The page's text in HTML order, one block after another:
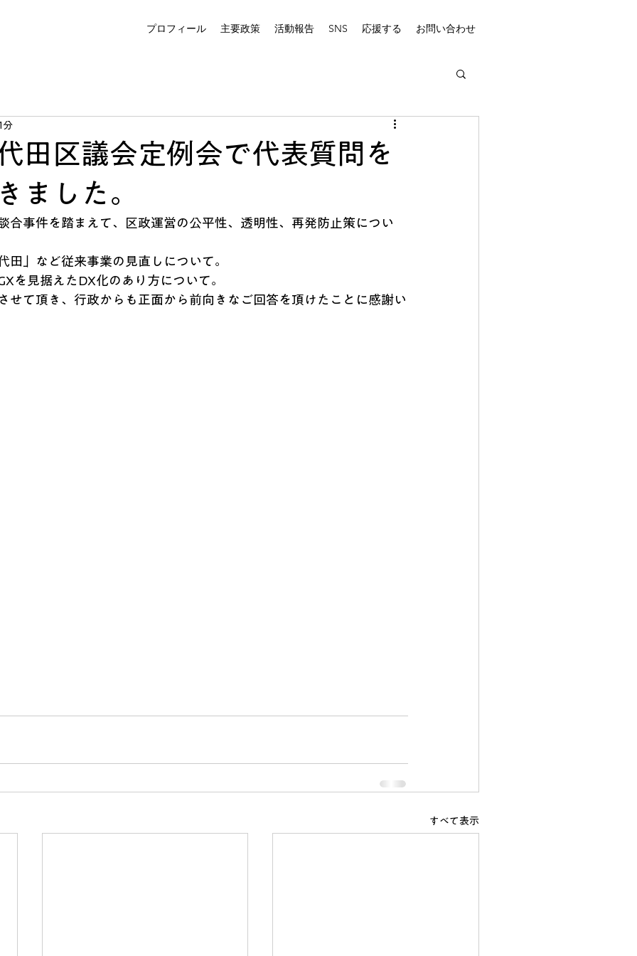
プロフィール 主要政策 活動報告 SNS 応援する お問い合わせ
田区議会定例会で代表質問を
ました。
分
合事件を踏まえて、区政運営の公平性、透明性、再発防止策につい
田」など従来事業の見直しについて。
を見据えたDX化のあり方について。
せて頂き、行政からも正面から前向きなご回答を頂けたことに感謝い
すべて表示